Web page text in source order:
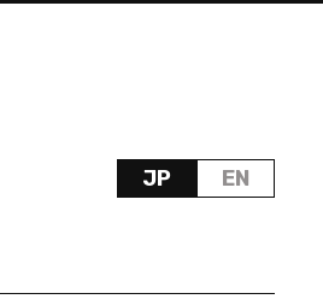
JP EN